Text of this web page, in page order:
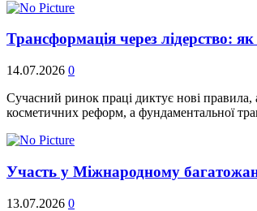
Трансформація через лідерство:
14.07.2026 0
Сучасний ринок праці диктує нові правила,
косметичних реформ, а фундаментальної
Участь у Міжнародному
13.07.2026 0